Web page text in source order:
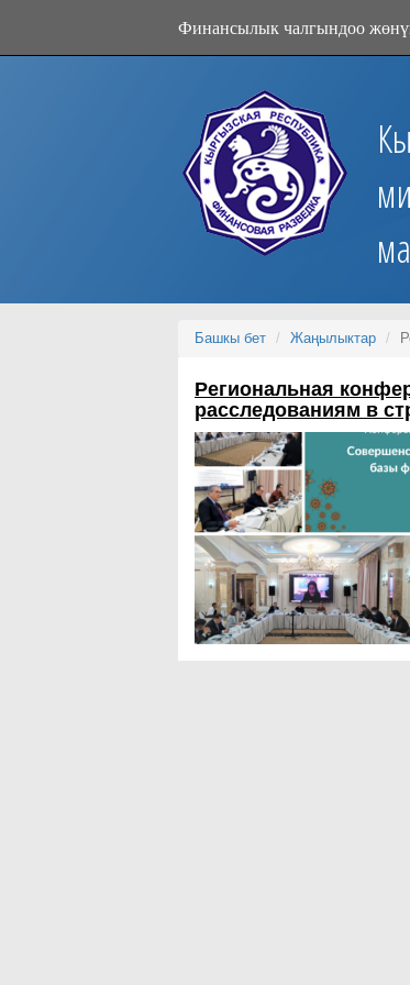
Финансылык чалгындоо
Башкы бет Жаңылыктар
Региональная
расследованиям в